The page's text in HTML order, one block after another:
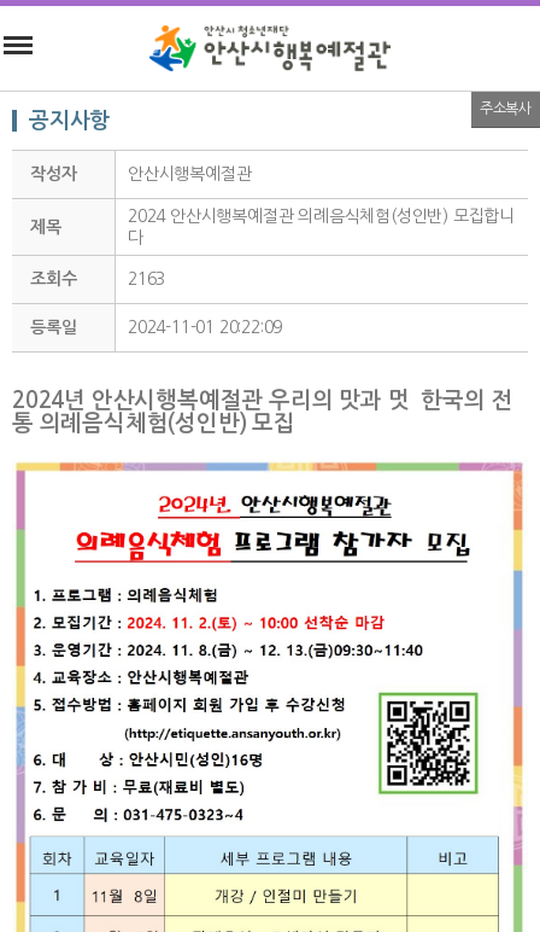
공지사항
주소복사
작성자 안산시행복예절관
제목
2024 안산시행복예절관 의례음식체험(성인반) 모집합니
다
조회수 2163
등록일 2024-11-01 20:22:09
2024년 안산시행복예절관우리의 맛과 멋
한국의 전
통 의례음식체험(성인반) 모집